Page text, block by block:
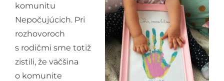
komunitu
Nepočujúcich. Pri
rozhovoroch
s rodičmi sme totiž
zistili, že väčšina
o komunite